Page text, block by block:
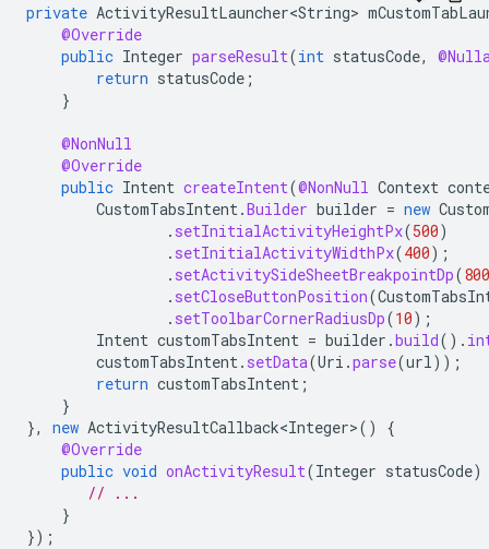
private ActivityResultLauncher<String>
@Override
public Integer parseResult(int statusCode,
return statusCode ;
}
@NonNull
@Override
public Intent createIntent(@NonNull Context
CustomTabsIntent.Builder builder = new
. setInitialActivityHeightPx(500)
. setInitialActivityWidthPx(400);
. setActivitySideSheetBreakpointDp(800
. setCloseButtonPosition(
. setToolbarCornerRadiusDp(10);
Intent customTabsIntent = builder .build().
customTabsIntent. setData(Uri .parse(url));
return customTabsIntent ;
}
},
new ActivityResultCallback<Integer>()
{
@Override
public void onActivityResult(Integer statusCode)
// ...
}
});